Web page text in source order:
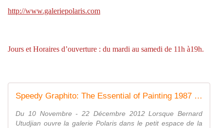
http://www.galeriepolaris.com
Jours et Horaires d’ouverture : du mardi au samedi de 11h à19h.
Speedy Graphito: The Essential of Painting 1987 - 2012 - ACTUART by Eric SIMON
Du 10 Novembre - 22 Décembre 2012 Lorsque Bernard
Utudjian ouvre la galerie Polaris dans le petit espace de la